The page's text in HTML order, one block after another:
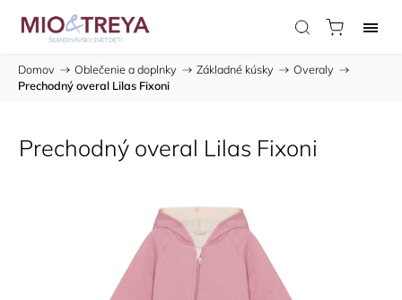
Domov / Oblečenie a doplnky / Základné kúsky / Overaly /
Prechodný overal Lilas Fixoni
Prechodný overal Lilas Fixoni